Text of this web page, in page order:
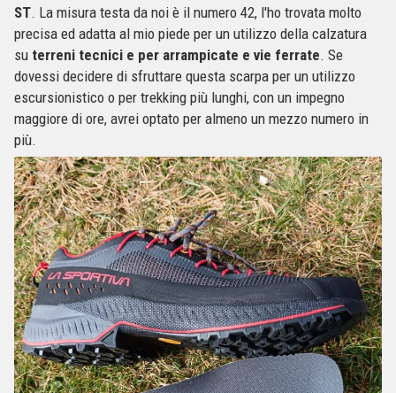
ST. La misura testa da noi è il numero 42, l'ho trovata molto
precisa ed adatta al mio piede per un utilizzo della calzatura
su terreni tecnici e per arrampicate e vie ferrate. Se
dovessi decidere di sfruttare questa scarpa per un utilizzo
escursionistico o per trekking più lunghi, con un impegno
maggiore di ore, avrei optato per almeno un mezzo numero in
più.